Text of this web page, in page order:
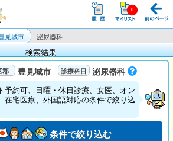
見城市 泌尿器科
検索結果
豊見城市 泌尿器科
予約可、日曜・休日診療、女医、オン
在宅医療、外国語対応の条件で絞り込
条件で絞り込む